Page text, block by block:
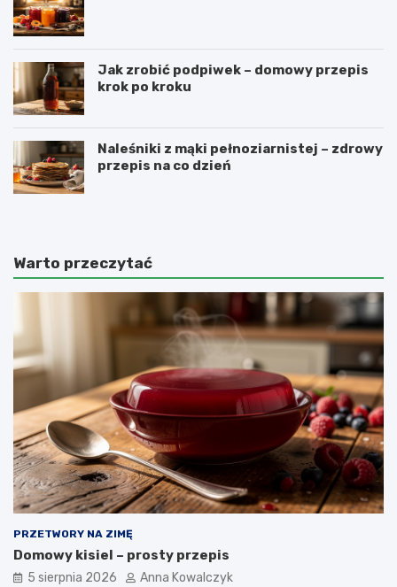
Jak zrobić podpiwek – domowy przepis
krok po kroku
Naleśniki z mąki pełnoziarnistej – zdrowy
przepis na co dzień
Warto przeczytać
PRZETWORY NA ZIMĘ
Domowy kisiel – prosty przepis
5 sierpnia 2026 Anna Kowalczyk